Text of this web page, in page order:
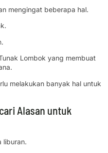
mengingat beberapa hal.
Lombok yang membuat
melakukan banyak hal untuk
Alasan untuk
liburan.